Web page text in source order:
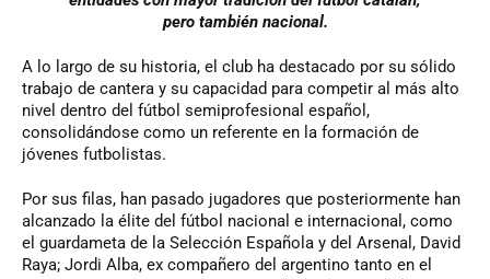
pero también nacional.
A lo largo de su historia, el club ha destacado por su sólido
trabajo de cantera y su capacidad para competir al más alto
nivel dentro del fútbol semiprofesional español,
consolidándose como un referente en la formación de
jóvenes futbolistas.
Por sus filas, han pasado jugadores que posteriormente han
alcanzado la élite del fútbol nacional e internacional, como
el guardameta de la Selección Española y del Arsenal, David
Raya; Jordi Alba, ex compañero del argentino tanto en el